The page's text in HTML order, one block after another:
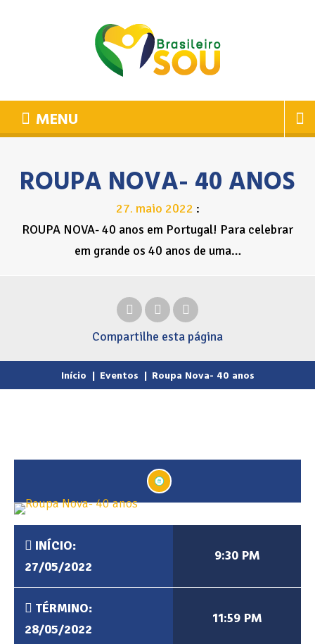
MENU
ROUPA NOVA- 40 ANOS
27. maio 2022
ROUPA NOVA- 40 anos em Portugal! Para celebrar
em grande os 40 anos de uma…
Compartilhe esta página
Início | Eventos | Roupa Nova- 40 anos
INÍCIO:
27/05/2022
9:30 PM
TÉRMINO:
28/05/2022
11:59 PM